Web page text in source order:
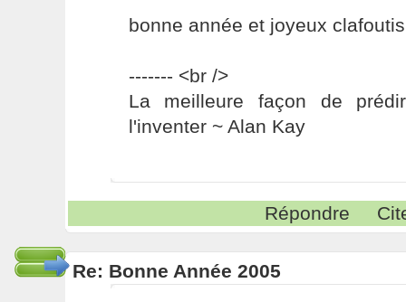
bonne année et joyeux
------- <br />
La meilleure façon de
l'inventer ~ Alan Kay
Répondre
Re: Bonne Année 2005